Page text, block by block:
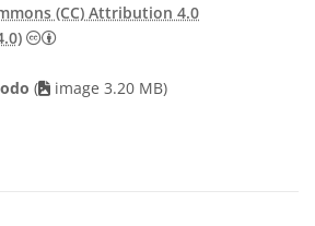
(CC) Attribution 4.0
Creative Commons (CC)
( image 3.20 MB)